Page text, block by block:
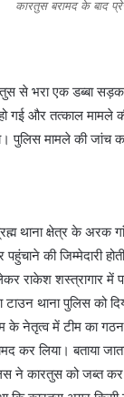
कारतुस बरामद के बाद
से भरा एक डब्बा
हो गई और तत्काल
पुलिस मामले की जांच
थाना क्षेत्र के
पहुंचाने की जिम्मेदारी
राकेश शस्त्रागार में
थाना पुलिस को
के नेतृत्व में टीम का
कर लिया। बताया
ने कारतुस को जब्त कर